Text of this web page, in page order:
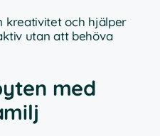
kreativitet och hjälper
utan att behöva
med